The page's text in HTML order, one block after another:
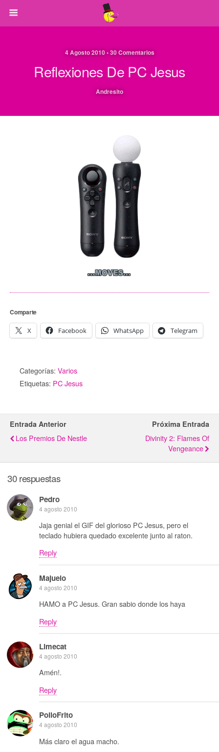
4 Agosto 2010 • 30 Comentarios
Reflexiones De PC Jesus
Andresito
Comparte
X Facebook WhatsApp Telegram
Categorías: Varios
Etiquetas: PC Jesus
Entrada Anterior
Los Premios De Nestle
Próxima Entrada
Divinity 2: Flames Of
Vengeance
30 respuestas
Pedro
4 agosto 2010
Jaja genial el GIF del glorioso PC Jesus, pero el
teclado hubiera quedado excelente junto al raton.
Reply
Majuelo
4 agosto 2010
HAMO a PC Jesus. Gran sabio donde los haya
Reply
Limecat
4 agosto 2010
Amén!.
Reply
PolloFrito
4 agosto 2010
Más claro el agua macho.